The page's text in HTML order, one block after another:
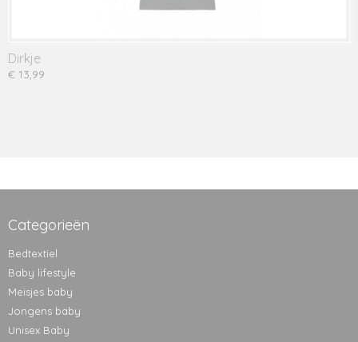
Dirkje
€ 13,99
Categorieën
Bedtextiel
Baby lifestyle
Meisjes baby
Jongens baby
Unisex Baby